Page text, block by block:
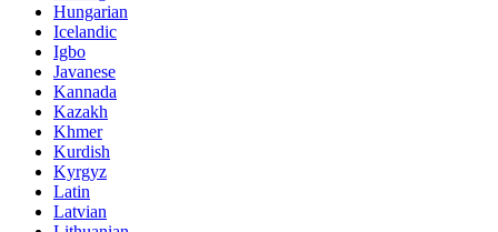
Hungarian
Icelandic
Igbo
Javanese
Kannada
Kazakh
Khmer
Kurdish
Kyrgyz
Latin
Latvian